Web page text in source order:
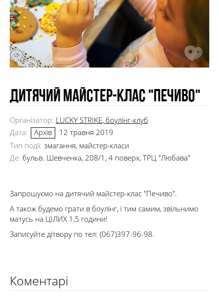
Дитячий майстер-клас "Печиво"
Організатор: LUCKY STRIKE, боулінг-клуб
Дата:
Архів
12 травня 2019
Тип події: змагання, майстер-класи
Де: бульв. Шевченка, 208/1, 4 поверх, ТРЦ "Любава"
Запрошуємо на дитячий майстер-клас "Печиво".
А також будемо грати в боулінг, і тим самим, звільнимо
матусь на ЦІЛИХ 1,5 години!
Записуйте дітвору по тел: (067)397-96-98.
Коментарі